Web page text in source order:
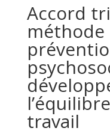
Accord
méthode
travail